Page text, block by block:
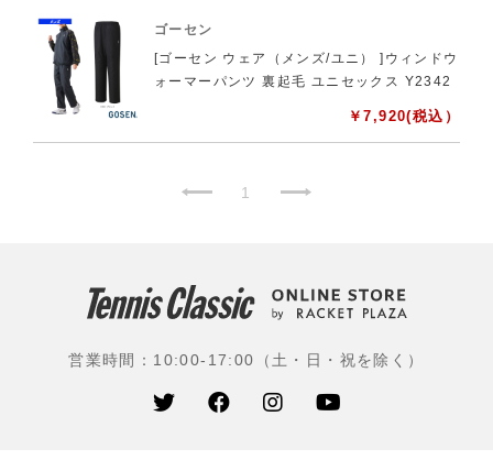
ゴーセン
[ゴーセン ウェア（メンズ/ユニ） ]ウィンドウ
ォーマーパンツ 裏起毛 ユニセックス Y2342
￥7,920(税込）
1
営業時間：10:00-17:00（土・日・祝を除く）